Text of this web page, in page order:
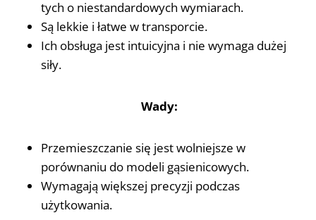
tych o niestandardowych wymiarach.
Są lekkie i łatwe w transporcie.
Ich obsługa jest intuicyjna i nie wymaga dużej
siły.
Wady:
Przemieszczanie się jest wolniejsze w
porównaniu do modeli gąsienicowych.
Wymagają większej precyzji podczas
użytkowania.